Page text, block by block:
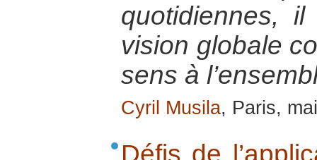
quotidiennes, il
vision globale
sens à
Cyril Musila, Paris,
Défis de